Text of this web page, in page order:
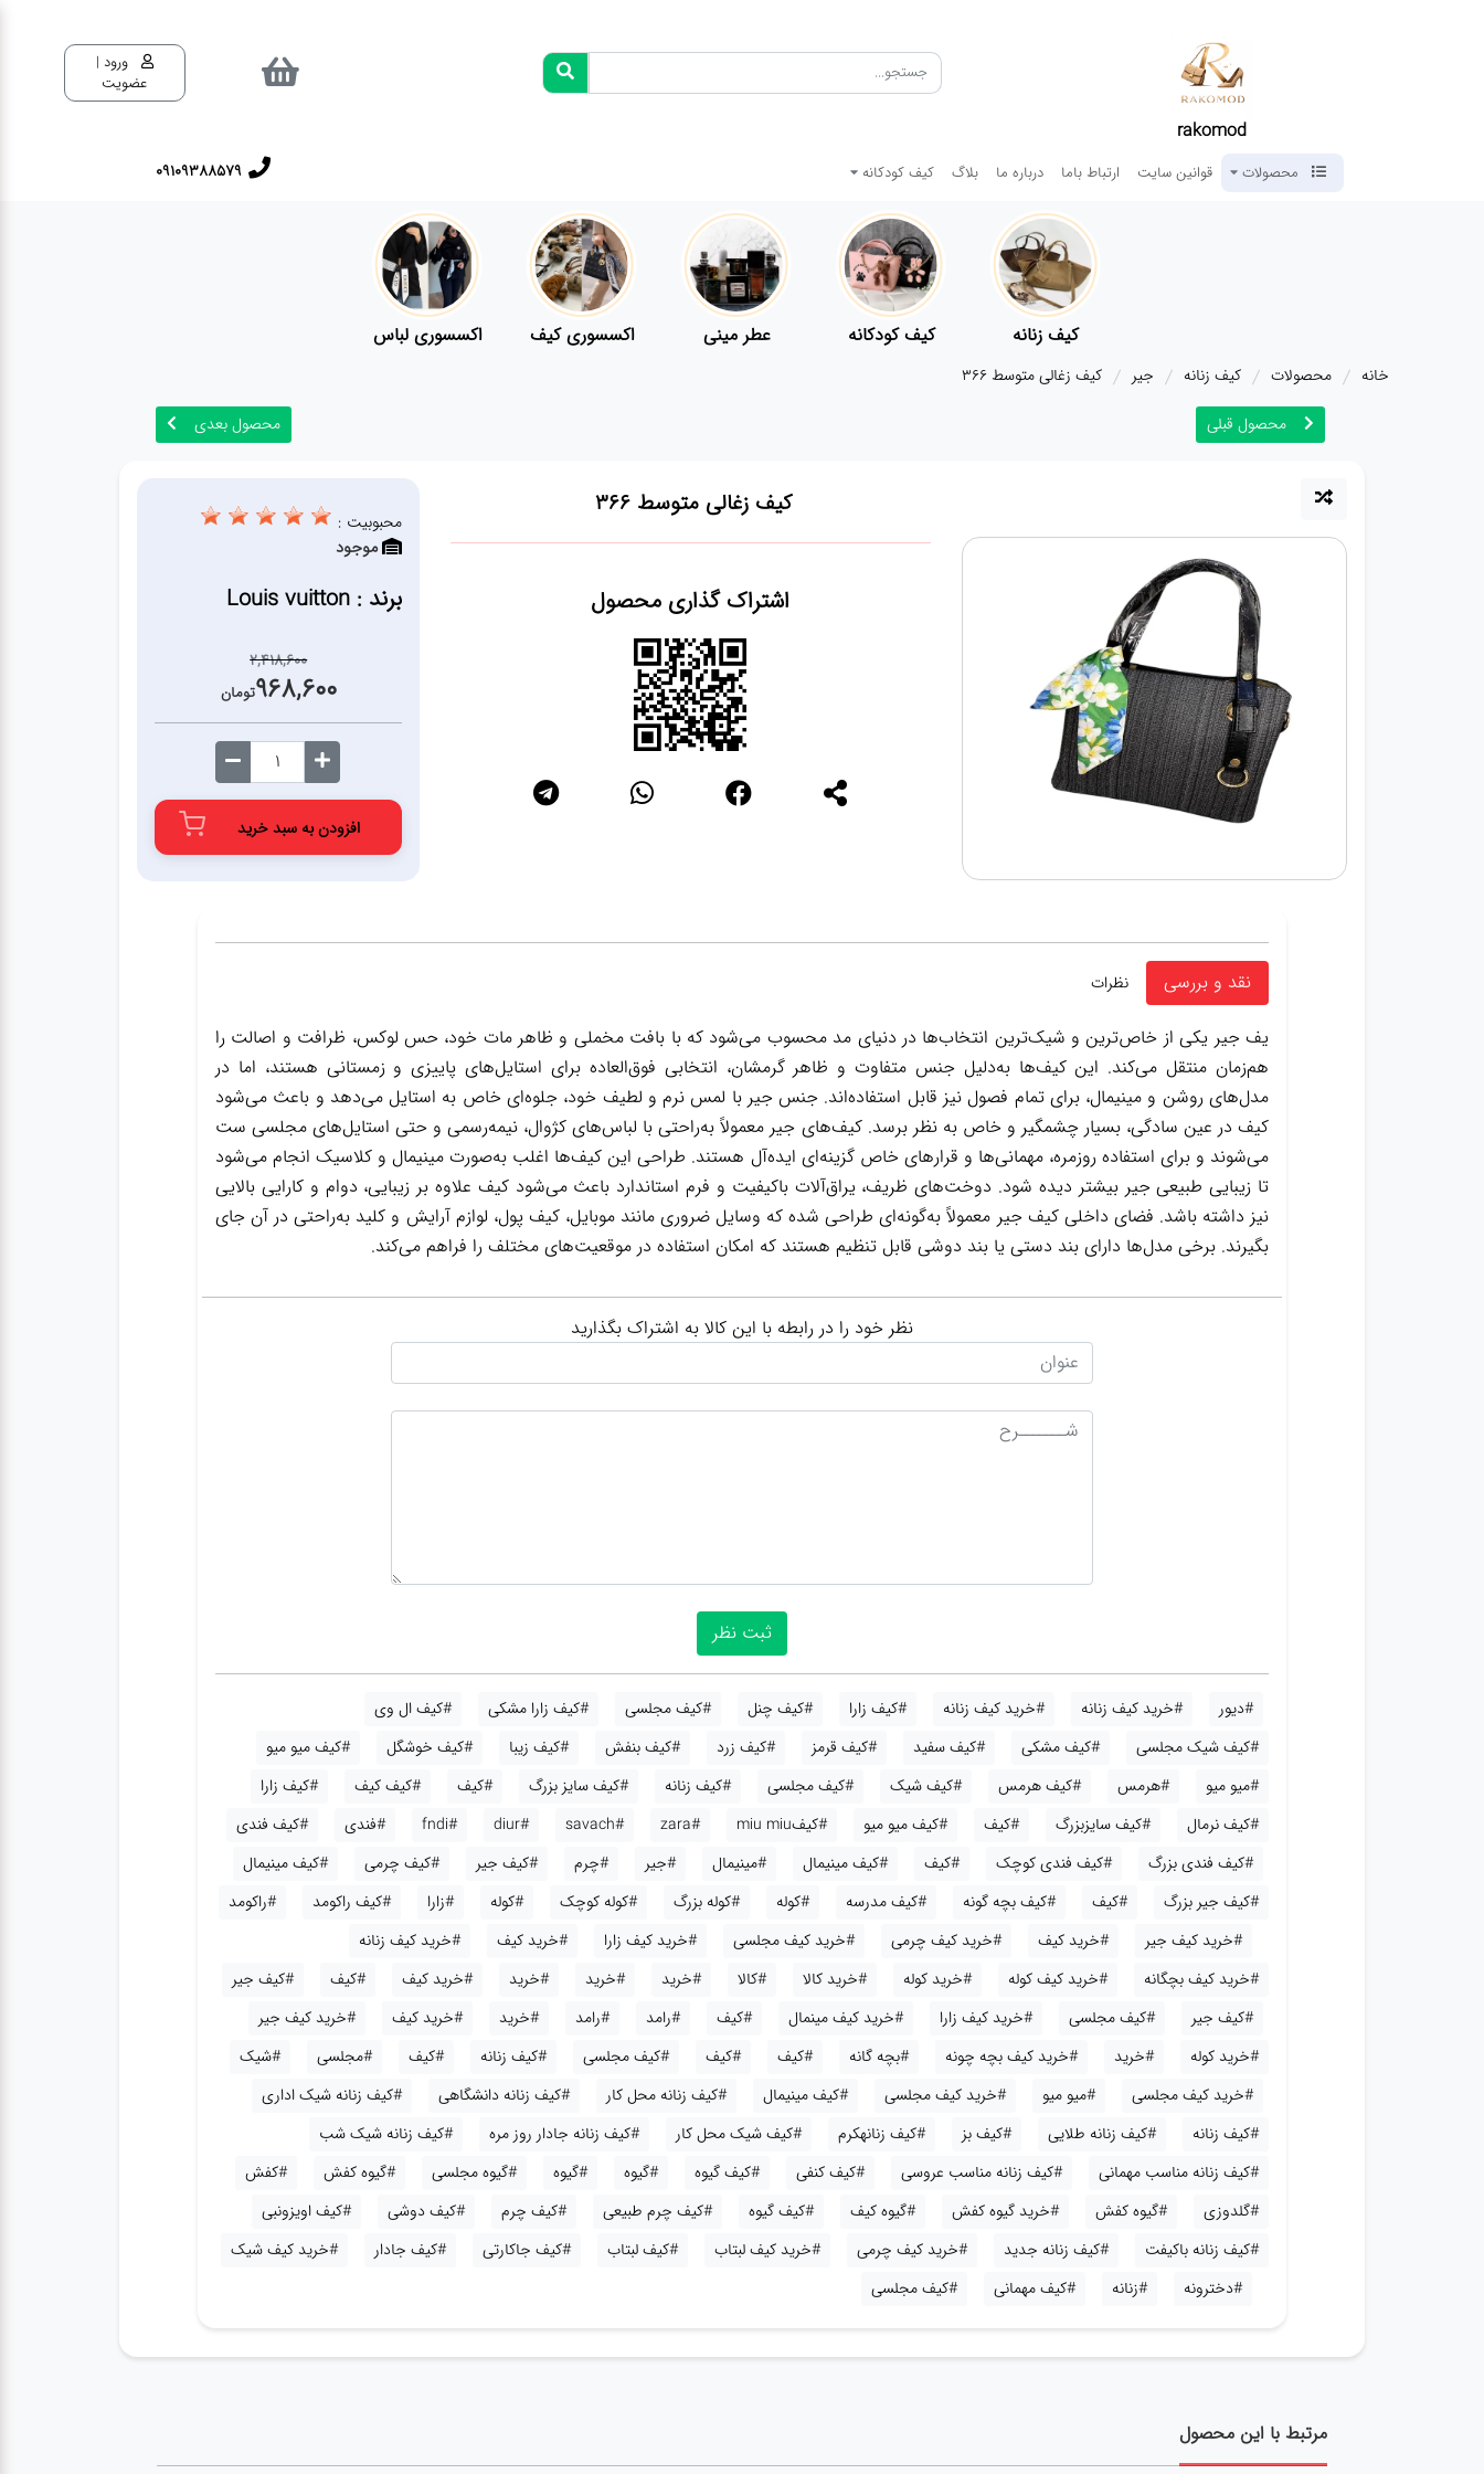
rakomod
ورود |
عضویت
محصولات قوانین سایت ارتباط باما درباره ما بلاگ کیف کودکانه 09109388579
کیف زنانه کیف کودکانه عطر مینی اکسسوری کیف اکسسوری لباس
خانه محصولات کیف زنانه جیر
کیف زغالی متوسط 366
محصول قبلی
محصول بعدی
کیف زغالی متوسط 366
اشتراک گذاری محصول
محبوبیت :
موجود
برند : Louis vuitton
2,418,600
968,600تومان
افزودن به سبد خرید
نقد و بررسی نظرات
یف جیر یکی از خاص‌ترین و شیک‌ترین انتخاب‌ها در دنیای مد محسوب می‌شود که با بافت مخملی و ظاهر مات خود، حس لوکس، ظرافت و اصالت را
هم‌زمان منتقل می‌کند. این کیف‌ها به‌دلیل جنس متفاوت و ظاهر گرمشان، انتخابی فوق‌العاده برای استایل‌های پاییزی و زمستانی هستند، اما در
مدل‌های روشن و مینیمال، برای تمام فصول نیز قابل استفاده‌اند. جنس جیر با لمس نرم و لطیف خود، جلوه‌ای خاص به استایل می‌دهد و باعث می‌شود
کیف در عین سادگی، بسیار چشمگیر و خاص به نظر برسد. کیف‌های جیر معمولاً به‌راحتی با لباس‌های کژوال، نیمه‌رسمی و حتی استایل‌های مجلسی ست
می‌شوند و برای استفاده روزمره، مهمانی‌ها و قرارهای خاص گزینه‌ای ایده‌آل هستند. طراحی این کیف‌ها اغلب به‌صورت مینیمال و کلاسیک انجام می‌شود
تا زیبایی طبیعی جیر بیشتر دیده شود. دوخت‌های ظریف، یراق‌آلات باکیفیت و فرم استاندارد باعث می‌شود کیف علاوه بر زیبایی، دوام و کارایی بالایی
نیز داشته باشد. فضای داخلی کیف جیر معمولاً به‌گونه‌ای طراحی شده که وسایل ضروری مانند موبایل، کیف پول، لوازم آرایش و کلید به‌راحتی در آن جای
بگیرند. برخی مدل‌ها دارای بند دستی یا بند دوشی قابل تنظیم هستند که امکان استفاده در موقعیت‌های مختلف را فراهم می‌کند.
نظر خود را در رابطه با این کالا به اشتراک بگذارید
#دیور #خرید کیف زنانه #خرید کیف زنانه #کیف زارا #کیف چنل #کیف مجلسی #کیف زارا مشکی
#کیف ال وی
#کیف شیک مجلسی
#کیف مشکی #کیف سفید #کیف قرمز #کیف زرد #کیف بنفش #کیف زیبا #کیف خوشگل
#کیف میو میو
#میو میو
#هرمس #کیف هرمس #کیف شیک #کیف مجلسی #کیف زنانه #کیف سایز بزرگ #کیف #کیف کیف
#کیف زارا
#کیف نرمال
#کیف سایزبزرگ #کیف #کیف میو میو #کیفmiu miu #zara
#savach
#diur
#fndi #فندی
#کیف فندی
#کیف فندی بزرگ
#کیف فندی کوچک #کیف #کیف مینیمال #مینیمال #جیر #چرم #کیف جیر #کیف چرمی
#کیف مینیمال
#کیف جیر بزرگ
#کیف #کیف بچه گونه #کیف مدرسه #کوله #کوله بزرگ #کوله کوچک #کوله #زارا #کیف راکومد
#راکومد
#خرید کیف جیر
#خرید کیف #خرید کیف چرمی #خرید کیف مجلسی #خرید کیف زارا #خرید کیف
#خرید کیف زنانه
#خرید کیف بچگانه
#خرید کیف کوله #خرید کوله #خرید کالا #کالا #خرید #خرید #خرید #خرید کیف #کیف
#کیف جیر
#کیف جیر
#کیف مجلسی #خرید کیف زارا #خرید کیف مینمال #کیف #رامد #رامد #خرید #خرید کیف
#خرید کیف جیر
#خرید کوله
#خرید #خرید کیف بچه چونه #بچه گانه #کیف #کیف #کیف مجلسی #کیف زنانه #کیف #مجلسی
#شیک
#خرید کیف مجلسی
#میو میو #خرید کیف مجلسی #کیف مینیمال #کیف زنانه محل کار #کیف زنانه دانشگاهی
#کیف زنانه شیک اداری
#کیف زنانه
#کیف زنانه طلایی #کیف بز #کیف زنانهکرم #کیف شیک محل کار #کیف زنانه جادار روز مره
#کیف زنانه شیک شب
#کیف زنانه مناسب مهمانی
#کیف زنانه مناسب عروسی #کیف کنفی #کیف گیوه #گیوه #گیوه #گیوه مجلسی #گیوه کفش
#کفش
#گلدوزی
#گیوه کفش #خرید گیوه کفش #گیوه کیف #کیف گیوه #کیف چرم طبیعی #کیف چرم #کیف دوشی
#کیف اویزونبی
#کیف زنانه باکیفت
#کیف زنانه جدید #خرید کیف چرمی #خرید کیف لبتاب #کیف لبتاب #کیف جاکارتی #کیف جادار
#خرید کیف شیک
#دخترونه
#زنانه #کیف مهمانی #کیف مجلسی
مرتبط با این محصول